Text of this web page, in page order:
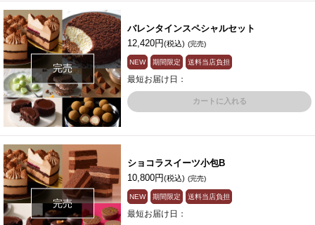
完売
バレンタインスペシャルセット
12,420円(税込) (完売)
NEW 期間限定 送料当店負担
最短お届け日：
カートに入れる
完売
ショコラスイーツ小包B
10,800円(税込) (完売)
NEW 期間限定 送料当店負担
最短お届け日：